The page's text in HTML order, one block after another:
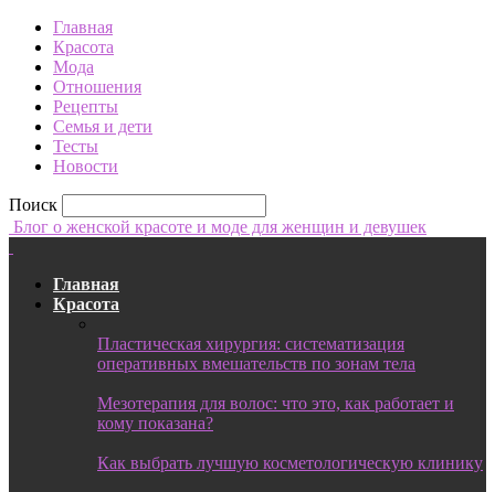
Главная
Красота
Мода
Отношения
Рецепты
Семья и дети
Тесты
Новости
Поиск
Блог о женской красоте и моде для женщин и девушек
Главная
Красота
Пластическая хирургия: систематизация
оперативных вмешательств по зонам тела
Мезотерапия для волос: что это, как работает и
кому показана?
Как выбрать лучшую косметологическую клинику